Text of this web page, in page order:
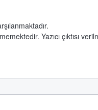
Yazıcı çıktısı